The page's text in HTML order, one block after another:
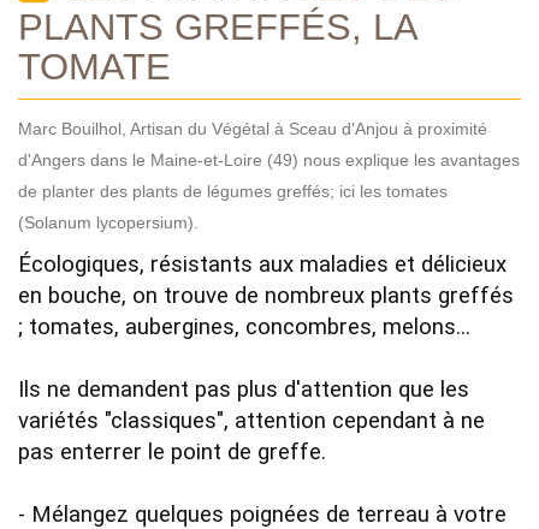
PLANTS GREFFÉS, LA
TOMATE
Marc Bouilhol, Artisan du Végétal à Sceau d'Anjou à proximité
d'Angers dans le Maine-et-Loire (49) nous explique les avantages
de planter des plants de légumes greffés; ici les tomates
(Solanum lycopersium).
Écologiques, résistants aux maladies et délicieux
en bouche, on trouve de nombreux plants greffés
; tomates, aubergines, concombres, melons...
Ils ne demandent pas plus d'attention que les
variétés "classiques", attention cependant à ne
pas enterrer le point de greffe.
- Mélangez quelques poignées de terreau à votre